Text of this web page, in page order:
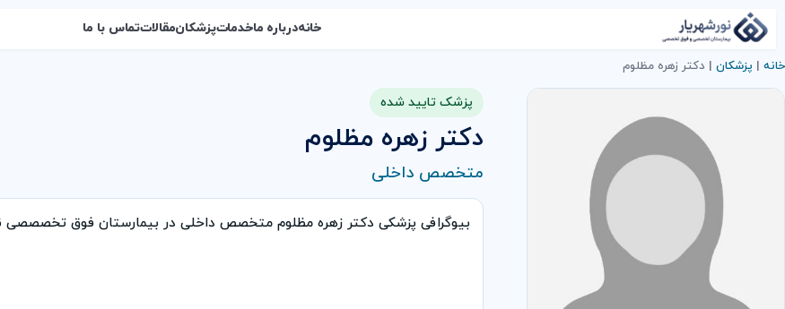
خانهدرباره ماخدماتپزشکانمقالاتتماس با ما
خانه | پزشکان | دکتر زهره مظلوم
پزشک تایید شده
دکتر زهره مظلوم
متخصص داخلی
بیوگرافی پزشکی دکتر زهره مظلوم متخصص داخلی در بیمارستان فوق تخصصصی